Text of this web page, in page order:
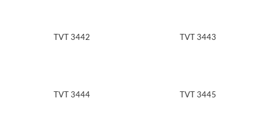
TVT 3442 TVT 3443
TVT 3444 TVT 3445